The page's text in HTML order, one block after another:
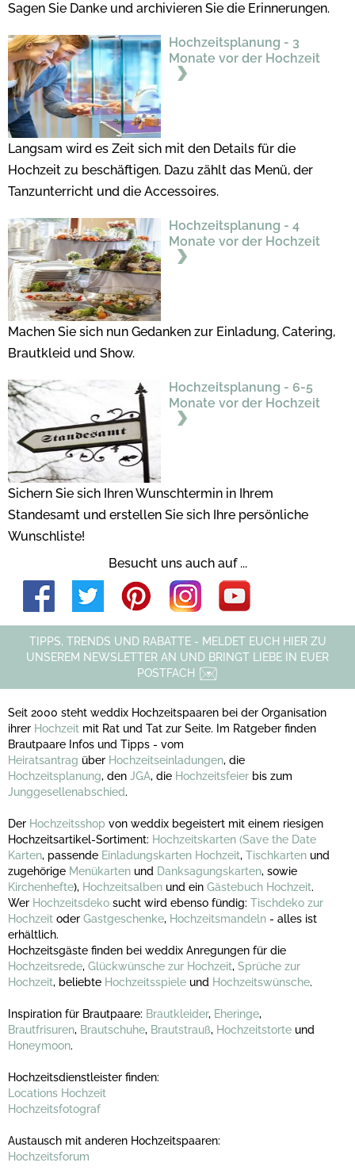
Sagen Sie Danke und archivieren Sie die Erinnerungen.
Hochzeitsplanung - 3
Monate vor der Hochzeit
Langsam wird es Zeit sich mit den Details für die
Hochzeit zu beschäftigen. Dazu zählt das Menü, der
Tanzunterricht und die Accessoires.
Hochzeitsplanung - 4
Monate vor der Hochzeit
Machen Sie sich nun Gedanken zur Einladung, Catering,
Brautkleid und Show.
Hochzeitsplanung - 6-5
Monate vor der Hochzeit
Sichern Sie sich Ihren Wunschtermin in Ihrem
Standesamt und erstellen Sie sich Ihre persönliche
Wunschliste!
Besucht uns auch auf ...
TIPPS, TRENDS UND RABATTE - MELDET EUCH HIER ZU
UNSEREM NEWSLETTER AN UND BRINGT LIEBE IN EUER
POSTFACH
Seit 2000 steht weddix Hochzeitspaaren bei der Organisation
ihrer Hochzeit mit Rat und Tat zur Seite. Im Ratgeber finden
Brautpaare Infos und Tipps - vom
Heiratsantrag über Hochzeitseinladungen, die
Hochzeitsplanung, den JGA, die Hochzeitsfeier bis zum
Junggesellenabschied.
Der Hochzeitsshop von weddix begeistert mit einem riesigen
Hochzeitsartikel-Sortiment: Hochzeitskarten (Save the Date
Karten, passende Einladungskarten Hochzeit, Tischkarten und
zugehörige Menükarten und Danksagungskarten, sowie
Kirchenhefte), Hochzeitsalben und ein Gästebuch Hochzeit.
Wer Hochzeitsdeko sucht wird ebenso fündig: Tischdeko zur
Hochzeit oder Gastgeschenke, Hochzeitsmandeln - alles ist
erhältlich.
Hochzeitsgäste finden bei weddix Anregungen für die
Hochzeitsrede, Glückwünsche zur Hochzeit, Sprüche zur
Hochzeit, beliebte Hochzeitsspiele und Hochzeitswünsche.
Inspiration für Brautpaare: Brautkleider, Eheringe,
Brautfrisuren, Brautschuhe, Brautstrauß, Hochzeitstorte und
Honeymoon.
Hochzeitsdienstleister finden:
Locations Hochzeit
Hochzeitsfotograf
Austausch mit anderen Hochzeitspaaren:
Hochzeitsforum